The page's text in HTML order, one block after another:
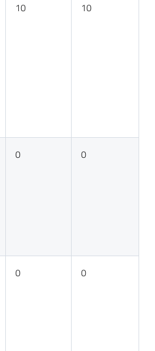
10 10
0 0
0 0